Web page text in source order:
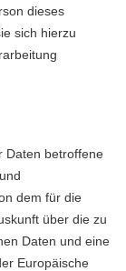
dieses
sich hierzu
Daten betroffene
dem für die
über die zu
Daten und eine
Europäische